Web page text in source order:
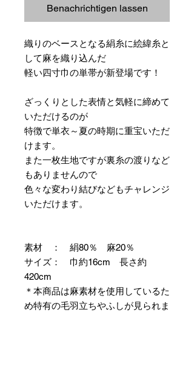
Benachrichtigen lassen
織りのベースとなる絹糸に絵緯糸と
して麻を織り込んだ
軽い四寸巾の単帯が新登場です！
ざっくりとした表情と気軽に締めて
いただけるのが
特徴で単衣～夏の時期に重宝いただ
けます。
また一枚生地ですが裏糸の渡りなど
もありませんので
色々な変わり結びなどもチャレンジ
いただけます。
素材 ： 絹80％ 麻20％
サイズ： 巾約16cm 長さ約
420cm
＊本商品は麻素材を使用しているた
め特有の毛羽立ちやふしが見られま